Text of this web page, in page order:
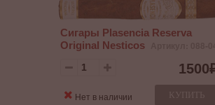
Сигары Plasencia Reserva
Original Nesticos
1500
КУПИТЬ
Нет в наличии